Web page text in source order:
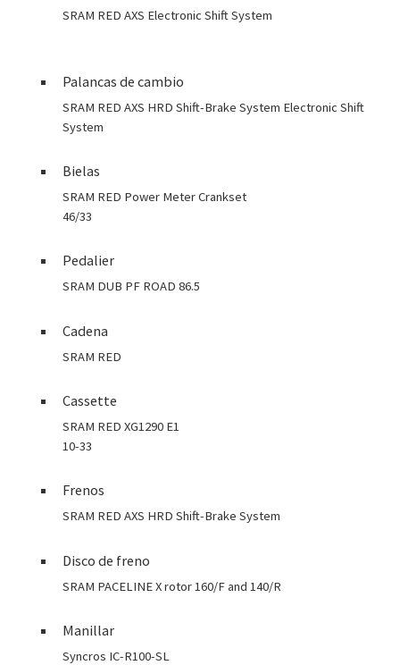
SRAM RED AXS Electronic Shift System
Palancas de cambio
SRAM RED AXS HRD Shift-Brake System Electronic Shift
System
Bielas
SRAM RED Power Meter Crankset
46/33
Pedalier
SRAM DUB PF ROAD 86.5
Cadena
SRAM RED
Cassette
SRAM RED XG1290 E1
10-33
Frenos
SRAM RED AXS HRD Shift-Brake System
Disco de freno
SRAM PACELINE X rotor 160/F and 140/R
Manillar
Syncros IC-R100-SL